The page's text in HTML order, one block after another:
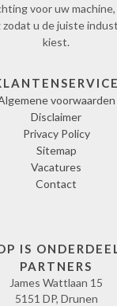
voor uw
zodat u de juiste
kiest.
voorwaarden
Disclaimer
Privacy Policy
Sitemap
Vacatures
Contact
IS
PARTNERS
James Wattlaan 15
5151 DP, Drunen